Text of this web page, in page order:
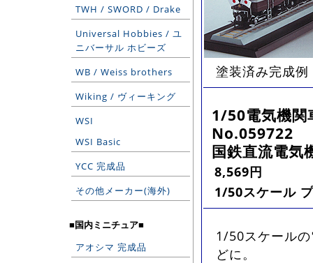
TWH / SWORD / Drake
Universal Hobbies / ユ
ニバーサル ホビーズ
WB / Weiss brothers
Wiking / ヴィーキング
WSI
WSI Basic
YCC 完成品
その他メーカー(海外)
■国内ミニチュア■
アオシマ 完成品
塗装済み完成例
1/50電気機
No.059722
国鉄直流電気
8,569円
1/50スケール
1/50スケール
どに。